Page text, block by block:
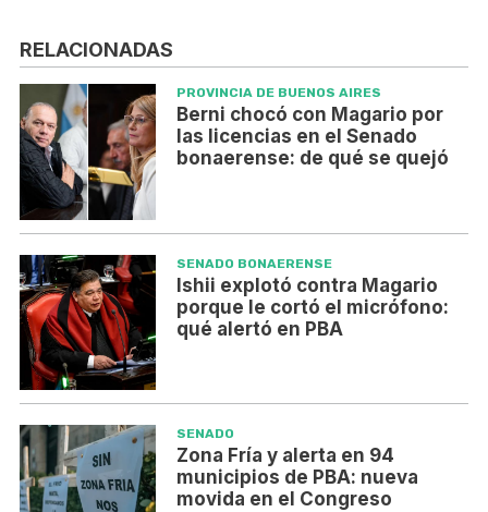
RELACIONADAS
PROVINCIA DE BUENOS AIRES
Berni chocó con Magario por
las licencias en el Senado
bonaerense: de qué se quejó
SENADO BONAERENSE
Ishii explotó contra Magario
porque le cortó el micrófono:
qué alertó en PBA
SENADO
Zona Fría y alerta en 94
municipios de PBA: nueva
movida en el Congreso